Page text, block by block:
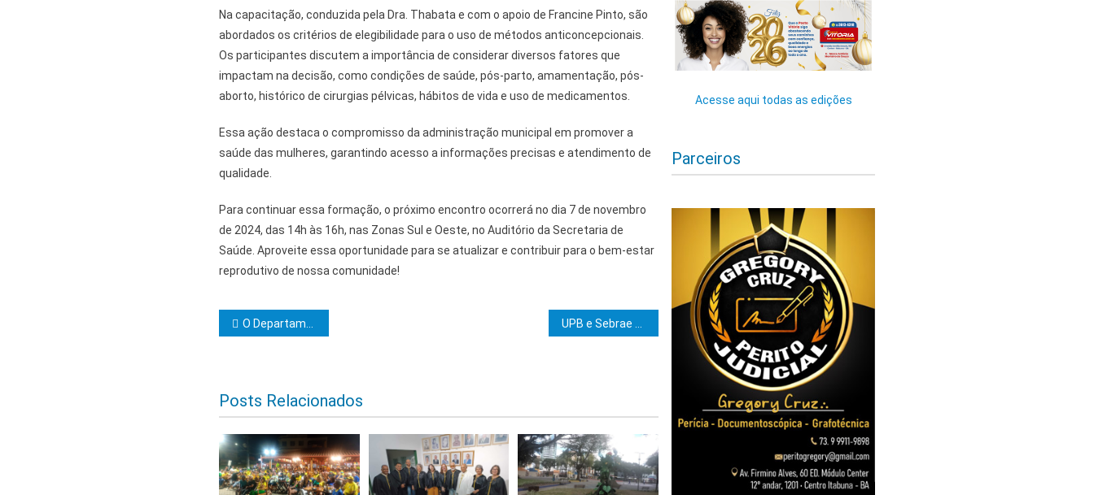
Na capacitação, conduzida pela Dra. Thabata e com o apoio de Francine Pinto, são
abordados os critérios de elegibilidade para o uso de métodos anticoncepcionais.
Os participantes discutem a importância de considerar diversos fatores que
impactam na decisão, como condições de saúde, pós-parto, amamentação, pós-
aborto, histórico de cirurgias pélvicas, hábitos de vida e uso de medicamentos.
Essa ação destaca o compromisso da administração municipal em promover a
saúde das mulheres, garantindo acesso a informações precisas e atendimento de
qualidade.
Para continuar essa formação, o próximo encontro ocorrerá no dia 7 de novembro
de 2024, das 14h às 16h, nas Zonas Sul e Oeste, no Auditório da Secretaria de
Saúde. Aproveite essa oportunidade para se atualizar e contribuir para o bem-estar
reprodutivo de nossa comunidade!
Navegação de Post
O Departamento de Atenção Primária oferece Capacitação para os Enfermeiros(as) das Unidades de Saúde
Posts Relacionados
Acesse aqui todas as edições
Parceiros